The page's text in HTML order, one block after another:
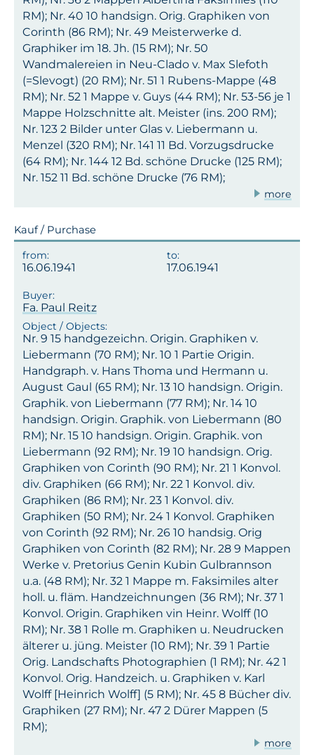
RM); Nr. 40 10 handsign. Orig. Graphiken von
Corinth (86 RM); Nr. 49 Meisterwerke d.
Graphiker im 18. Jh. (15 RM); Nr. 50
Wandmalereien in Neu-Clado v. Max Slefoth
(=Slevogt) (20 RM); Nr. 51 1 Rubens-Mappe (48
RM); Nr. 52 1 Mappe v. Guys (44 RM); Nr. 53-56 je 1
Mappe Holzschnitte alt. Meister (ins. 200 RM);
Nr. 123 2 Bilder unter Glas v. Liebermann u.
Menzel (320 RM); Nr. 141 11 Bd. Vorzugsdrucke
(64 RM); Nr. 144 12 Bd. schöne Drucke (125 RM);
Nr. 152 11 Bd. schöne Drucke (76 RM);
more
Kauf / Purchase
16.06.1941 17.06.1941
Fa. Paul Reitz
Nr. 9 15 handgezeichn. Origin. Graphiken v.
Liebermann (70 RM); Nr. 10 1 Partie Origin.
Handgraph. v. Hans Thoma und Hermann u.
August Gaul (65 RM); Nr. 13 10 handsign. Origin.
Graphik. von Liebermann (77 RM); Nr. 14 10
handsign. Origin. Graphik. von Liebermann (80
RM); Nr. 15 10 handsign. Origin. Graphik. von
Liebermann (92 RM); Nr. 19 10 handsign. Orig.
Graphiken von Corinth (90 RM); Nr. 21 1 Konvol.
div. Graphiken (66 RM); Nr. 22 1 Konvol. div.
Graphiken (86 RM); Nr. 23 1 Konvol. div.
Graphiken (50 RM); Nr. 24 1 Konvol. Graphiken
von Corinth (92 RM); Nr. 26 10 handsig. Orig
Graphiken von Corinth (82 RM); Nr. 28 9 Mappen
Werke v. Pretorius Genin Kubin Gulbrannson
u.a. (48 RM); Nr. 32 1 Mappe m. Faksimiles alter
holl. u. fläm. Handzeichnungen (36 RM); Nr. 37 1
Konvol. Origin. Graphiken vin Heinr. Wolff (10
RM); Nr. 38 1 Rolle m. Graphiken u. Neudrucken
älterer u. jüng. Meister (10 RM); Nr. 39 1 Partie
Orig. Landschafts Photographien (1 RM); Nr. 42 1
Konvol. Orig. Handzeich. u. Graphiken v. Karl
Wolff [Heinrich Wolff] (5 RM); Nr. 45 8 Bücher div.
Graphiken (27 RM); Nr. 47 2 Dürer Mappen (5
RM);
more